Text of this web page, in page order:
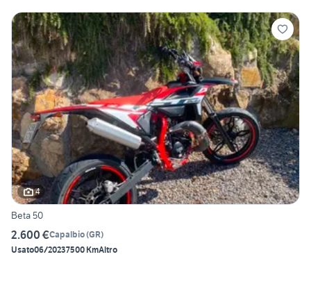
4
Beta 50
2.600 €Capalbio(GR)
Usato06/20237500 KmAltro